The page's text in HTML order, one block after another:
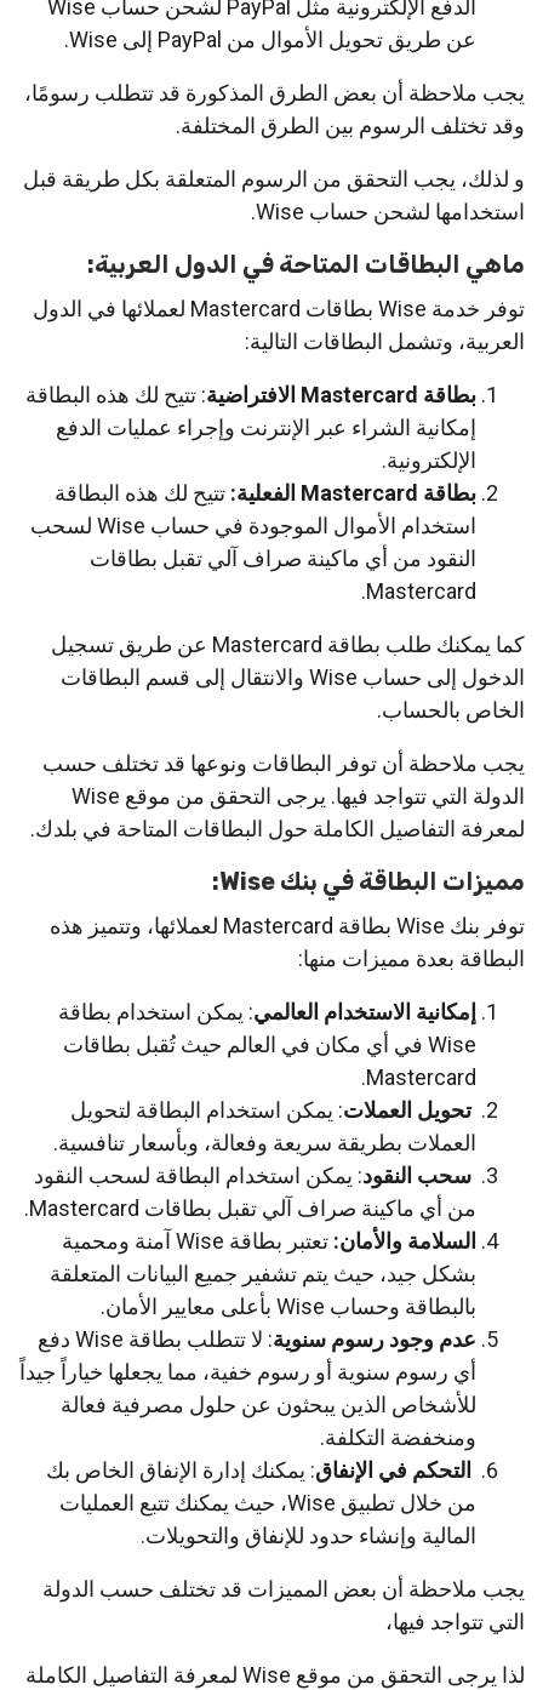
الدفع الإلكترونية مثل PayPal لشحن حساب Wise
عن طريق تحويل الأموال من PayPal إلى Wise.
يجب ملاحظة أن بعض الطرق المذكورة قد تتطلب رسومًا،
وقد تختلف الرسوم بين الطرق المختلفة.
و لذلك، يجب التحقق من الرسوم المتعلقة بكل طريقة قبل
استخدامها لشحن حساب Wise.
ماهي البطاقات المتاحة في الدول العربية:
توفر خدمة Wise بطاقات Mastercard لعملائها في الدول
العربية، وتشمل البطاقات التالية:
بطاقة Mastercard الافتراضية
: تتيح لك هذه البطاقة
إمكانية الشراء عبر الإنترنت وإجراء عمليات الدفع
الإلكترونية.
بطاقة Mastercard الفعلية:
تتيح لك هذه البطاقة
استخدام الأموال الموجودة في حساب Wise لسحب
النقود من أي ماكينة صراف آلي تقبل بطاقات
Mastercard.
كما يمكنك طلب بطاقة Mastercard عن طريق تسجيل
الدخول إلى حساب Wise والانتقال إلى قسم البطاقات
الخاص بالحساب.
يجب ملاحظة أن توفر البطاقات ونوعها قد تختلف حسب
الدولة التي تتواجد فيها. يرجى التحقق من موقع Wise
لمعرفة التفاصيل الكاملة حول البطاقات المتاحة في بلدك.
مميزات البطاقة في بنك Wise:
توفر بنك Wise بطاقة Mastercard لعملائها، وتتميز هذه
البطاقة بعدة مميزات منها:
إمكانية الاستخدام العالمي: يمكن استخدام بطاقة
Wise في أي مكان في العالم حيث تُقبل بطاقات
Mastercard.
تحويل العملات: يمكن استخدام البطاقة لتحويل
العملات بطريقة سريعة وفعالة، وبأسعار تنافسية.
سحب النقود: يمكن استخدام البطاقة لسحب النقود
من أي ماكينة صراف آلي تقبل بطاقات Mastercard.
السلامة والأمان:
تعتبر بطاقة Wise آمنة ومحمية
بشكل جيد، حيث يتم تشفير جميع البيانات المتعلقة
بالبطاقة وحساب Wise بأعلى معايير الأمان.
عدم وجود رسوم سنوية
: لا تتطلب بطاقة Wise دفع
أي رسوم سنوية أو رسوم خفية، مما يجعلها خياراً جيداً
للأشخاص الذين يبحثون عن حلول مصرفية فعالة
ومنخفضة التكلفة.
التحكم في الإنفاق: يمكنك إدارة الإنفاق الخاص بك
من خلال تطبيق Wise، حيث يمكنك تتبع العمليات
المالية وإنشاء حدود للإنفاق والتحويلات.
يجب ملاحظة أن بعض المميزات قد تختلف حسب الدولة
التي تتواجد فيها،
لذا يرجى التحقق من موقع Wise لمعرفة التفاصيل الكاملة